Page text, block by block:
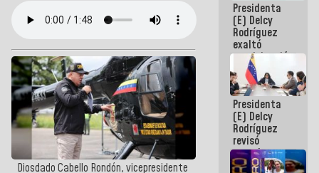
Diosdado Cabello Rondón, vicepresidente
Presidenta
(E) Delcy
Rodríguez
exaltó
participación
de
Venezuela
en Juegos
Centroamericanos
y del Caribe
2026
Presidenta
(E) Delcy
Rodríguez
revisó
agenda
económica y